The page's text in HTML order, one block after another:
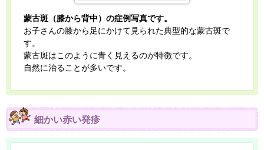
蒙古斑（膝から背中）の症例写真です。
お子さんの膝から足にかけて見られた典型的な蒙古斑で
す。
蒙古斑はこのように青く見えるのが特徴です。
自然に治ることが多いです。
細かい赤い発疹